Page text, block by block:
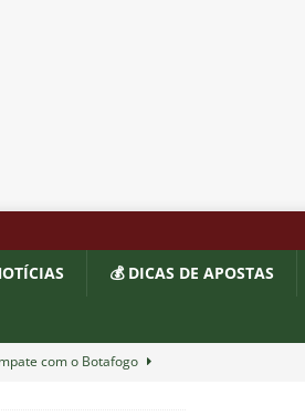
💰 DICAS DE APOSTAS
com o Botafogo